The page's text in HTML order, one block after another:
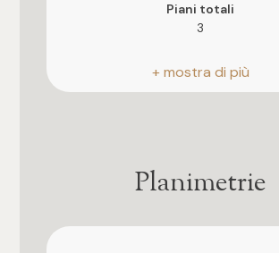
Piani totali
3
Riscaldamento
Autonomo
Si
Planimetrie